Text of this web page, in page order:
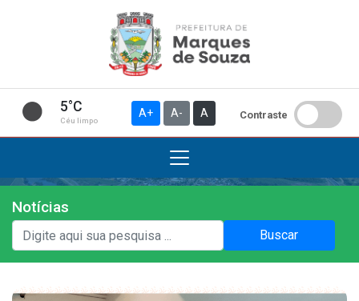
5°C
Céu limpo
A+ A- A Contraste
Institucional
A Prefeitura
Notícias
Buscar